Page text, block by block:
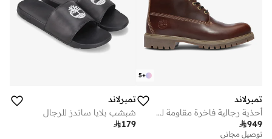
+
5
تمبرلاند
أحذية رجالية فاخرة مقاومة للماء بطول بوصات
949
توصيل مجاني
تمبرلاند
شبشب بلايا ساندز للرجال
179